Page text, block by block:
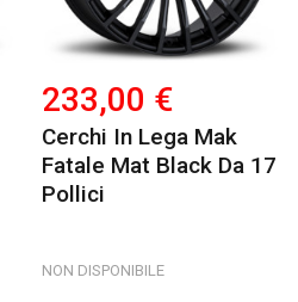
233,00 €
Cerchi In Lega Mak
Fatale Mat Black Da 17
Pollici
NON DISPONIBILE